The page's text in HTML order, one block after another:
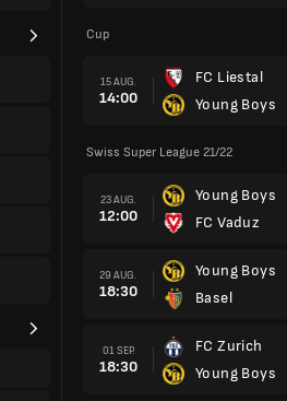
Cup
15 AUG.
14:00
FC Liestal
Young Boys
Swiss Super League 21/22
23 AUG.
12:00
Young Boys
FC Vaduz
29 AUG.
18:30
Young Boys
Basel
01 SEP.
18:30
FC Zurich
Young Boys